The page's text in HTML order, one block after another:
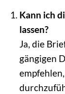
Kann ich
lassen?
Ja, die
gängigen